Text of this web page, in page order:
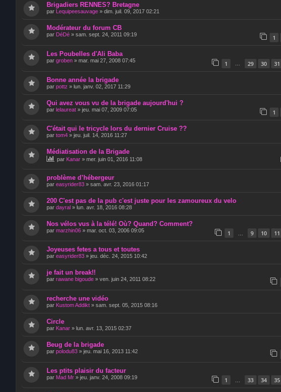
Brigadiers RENNES? Bretagne
par Lequipeesauvage » dim. juil. 09, 2017 02:21
Modérateur du forum CB
par DéDé » sam. sept. 24, 2011 09:19 1
Les Poubelles d'Ali Baba
par groben » mar. mai 27, 2008 07:45 1 29 30 31
Bonne année la brigade
par pottz » lun. janv. 02, 2017 11:29
Qui avez vous vu de la brigade aujourd'hui ?
par lelaureat » jeu. mai 07, 2009 07:05 1
C'était qui le tricycle lors du dernier Cruise ??
par tom4 » jeu. juil. 14, 2016 11:27
Médiatisation de la Brigade
par Kanar » mer. juin 01, 2016 11:08
problème d’hébergeur
par easyrider83 » sam. avr. 23, 2016 01:17
200 C'est pas de la pub c'est juste pour les zamoureux du velo
par dayral » lun. avr. 18, 2016 08:28
Nos vélos vus à la télé! Où? Quand? Comment?
par marzhin06 » mar. oct. 03, 2006 09:05 1 9 10 11
Joyeuses fetes a tous et toutes
par easyrider83 » jeu. déc. 24, 2015 10:42
je fait un break!!
par rawane bigoude » ven. juin 24, 2011 08:22
recherche une vidéo
par Kustom Addikt » sam. sept. 05, 2015 08:16
Circle
par Kanar » lun. avr. 13, 2015 02:37
Beug de la brigade
par polodu83 » jeu. mai 16, 2013 11:42
Les ptits plaisir du facteur
par Mad Mr » jeu. janv. 24, 2008 09:19 1 33 34 35